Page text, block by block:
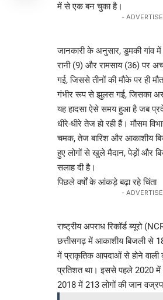
में से एक बन चुका है।
-
जानकारी के अनुसार, डुमकी गांव
रानी (9) और रामसाय (36) पर
गई, जिससे तीनों की मौके पर ही मौत
गंभीर रूप से झुलस गई, जिसका
यह हादसा ऐसे समय हुआ है जब
धीरे-धीरे तेज हो रही हैं। मौसम
चमक, तेज बारिश और आकाशीय
हुए लोगों से खुले मैदान, पेड़ों और
सलाह दी है।
पिछले वर्षों के आंकड़े बढ़ा रहे चिंता
-
राष्ट्रीय अपराध रिकॉर्ड ब्यूरो
छत्तीसगढ़ में आकाशीय बिजली से
में प्राकृतिक आपदाओं से होने
प्रतिशत था। इससे पहले 2020
2018 में 213 लोगों की जान